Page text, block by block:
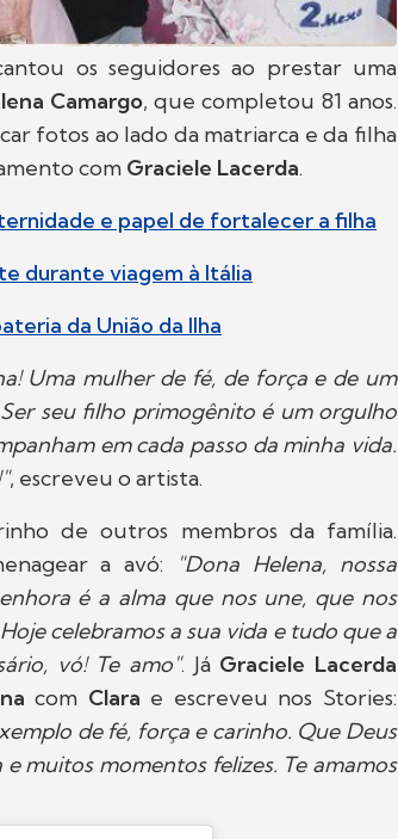
os seguidores ao prestar uma
Camargo, que completou 81 anos.
fotos ao lado da matriarca e da filha
com Graciele Lacerda.
e papel de fortalecer a filha
durante viagem à Itália
da União da Ilha
Uma mulher de fé, de força e de um
seu filho primogênito é um orgulho
em cada passo da minha vida.
, escreveu o artista.
de outros membros da família.
a avó:
"Dona Helena, nossa
é a alma que nos une, que nos
celebramos a sua vida e tudo que a
vó! Te amo". Já Graciele Lacerda
com Clara e escreveu nos Stories:
de fé, força e carinho. Que Deus
muitos momentos felizes. Te amamos